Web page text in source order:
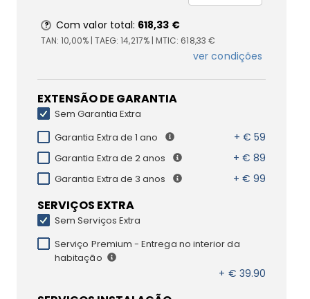
Com valor total: 618,33 €
TAN:10,00%| TAEG:14,217%| MTIC: 618,33 €
ver condições
EXTENSÃO DE GARANTIA
Sem Garantia Extra
Garantia Extra de 1 ano
+ € 59
Garantia Extra de 2 anos + € 89
Garantia Extra de 3 anos + € 99
SERVIÇOS EXTRA
Sem Serviços Extra
Serviço Premium - Entrega no interior da
habitação
+ € 39.90